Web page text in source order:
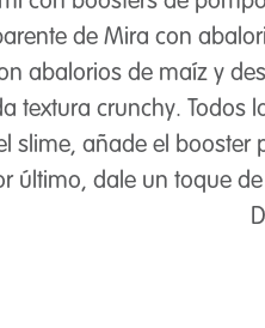
de Mira con
abalorios de maíz y
textura crunchy. Todos
slime, añade el
último, dale un toque